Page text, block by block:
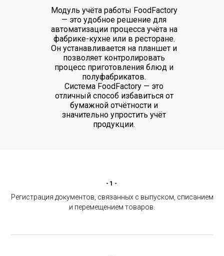
Модуль учёта работы FoodFactory
— это удобное решение для
автоматизации процесса учёта на
фабрике-кухне или в ресторане.
Он устанавливается на планшет и
позволяет контролировать
процесс приготовления блюд и
полуфабрикатов.
Система FoodFactory — это
отличный способ избавиться от
бумажной отчётности и
значительно упростить учёт
продукции.
-1-
Регистрация документов, связанных с выпуском, списанием
и перемещением товаров.